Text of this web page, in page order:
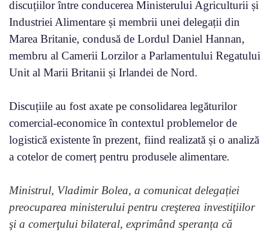
discuțiilor între conducerea Ministerului Agriculturii și
Industriei Alimentare și membrii unei delegații din
Marea Britanie, condusă de Lordul Daniel Hannan,
membru al Camerii Lorzilor a Parlamentului Regatului
Unit al Marii Britanii și Irlandei de Nord.
Discuțiile au fost axate pe consolidarea legăturilor
comercial-economice în contextul problemelor de
logistică existente în prezent, fiind realizată și o analiză
a cotelor de comerț pentru produsele alimentare.
Ministrul, Vladimir Bolea, a comunicat delegației
preocuparea ministerului pentru creşterea investiţiilor
şi a comerţului bilateral, exprimând speranța că